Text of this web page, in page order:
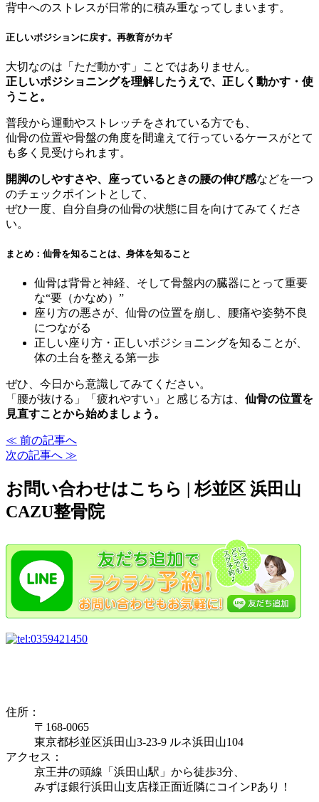
背中へのストレスが日常的に積み重なってしまいます。
正しいポジションに戻す。再教育がカギ
大切なのは「ただ動かす」ことではありません。
正しいポジショニングを理解したうえで、正しく動かす・使
うこと。
普段から運動やストレッチをされている方でも、
仙骨の位置や骨盤の角度を間違えて行っているケースがとて
も多く見受けられます。
開脚のしやすさや、座っているときの腰の伸び感などを一つ
のチェックポイントとして、
ぜひ一度、自分自身の仙骨の状態に目を向けてみてくださ
い。
まとめ：仙骨を知ることは、身体を知ること
仙骨は背骨と神経、そして骨盤内の臓器にとって重要
な“要（かなめ）”
座り方の悪さが、仙骨の位置を崩し、腰痛や姿勢不良
につながる
正しい座り方・正しいポジショニングを知ることが、
体の土台を整える第一歩
ぜひ、今日から意識してみてください。
「腰が抜ける」「疲れやすい」と感じる方は、 仙骨の位置を
見直すことから始めましょう。
≪ 前の記事へ
次の記事へ ≫
お問い合わせはこちら | 杉並区 浜田山
CAZU整骨院
住所：
〒168-0065
東京都杉並区浜田山3-23-9 ルネ浜田山104
アクセス：
京王井の頭線「浜田山駅」から徒歩3分、
みずほ銀行浜田山支店様正面近隣にコインPあり！